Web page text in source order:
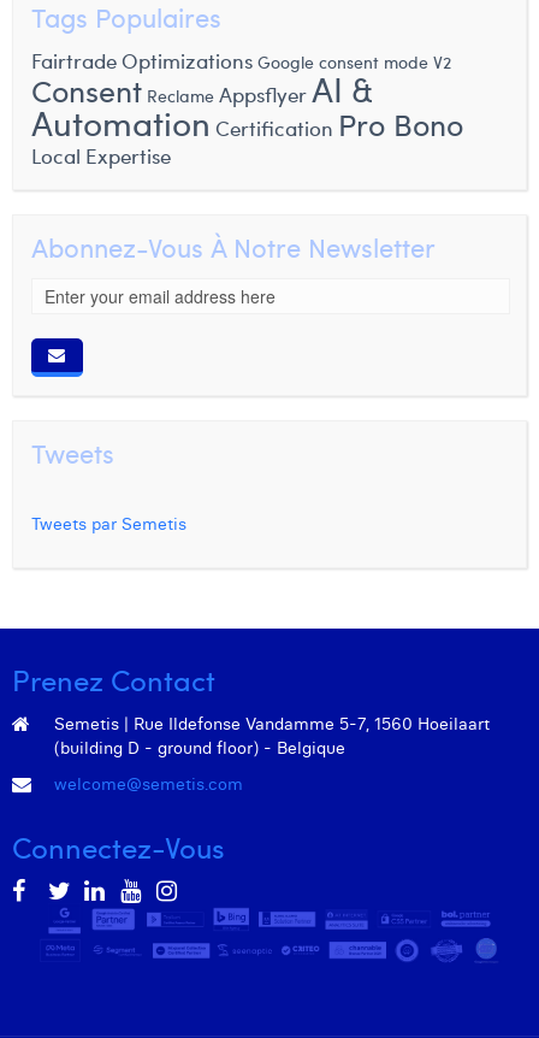
Tags Populaires
Fairtrade Optimizations Google consent mode V2
Consent Reclame AppsflyerAI &
Automation Certification Pro Bono
Local Expertise
Abonnez-Vous À Notre Newsletter
Tweets
Tweets par Semetis
Prenez Contact
Semetis | Rue Ildefonse Vandamme 5-7, 1560 Hoeilaart
(building D - ground floor) - Belgique
welcome@semetis.com
Connectez-Vous